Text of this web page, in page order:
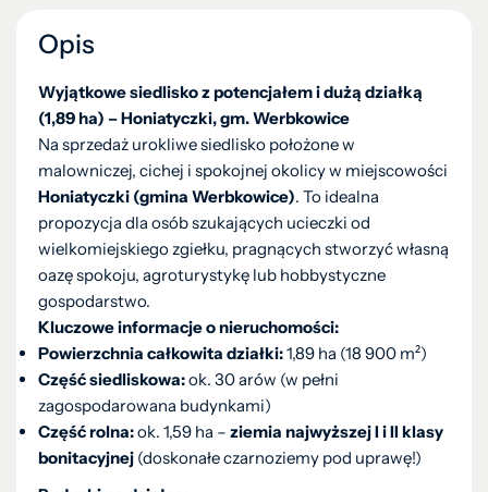
Opis
Wyjątkowe siedlisko z potencjałem i dużą działką
(1,89 ha) – Honiatyczki, gm. Werbkowice
Na sprzedaż urokliwe siedlisko położone w
malowniczej, cichej i spokojnej okolicy w miejscowości
Honiatyczki (gmina Werbkowice). To idealna
propozycja dla osób szukających ucieczki od
wielkomiejskiego zgiełku, pragnących stworzyć własną
oazę spokoju, agroturystykę lub hobbystyczne
gospodarstwo.
Kluczowe informacje o nieruchomości:
Powierzchnia całkowita działki:1,89 ha (18 900 m²)
Część siedliskowa:ok. 30 arów (w pełni
zagospodarowana budynkami)
Część rolna:ok. 1,59 ha – ziemia najwyższej I i II klasy
bonitacyjnej (doskonałe czarnoziemy pod uprawę!)